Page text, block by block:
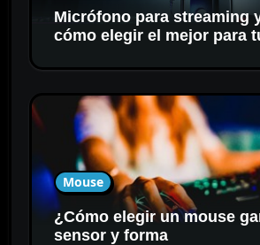
Micrófono para streaming
cómo elegir el mejor para
Mouse
¿Cómo elegir un mouse
sensor y forma